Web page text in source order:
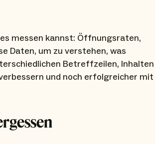
messen kannst: Öffnungsraten,
Daten, um zu verstehen, was
Betreffzeilen, Inhalten
und noch erfolgreicher mit